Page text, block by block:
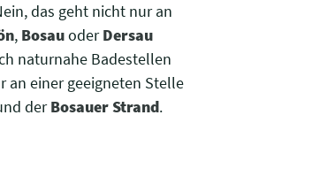
das geht nicht nur an
, BosauoderDersau
naturnahe Badestellen
einer geeigneten Stelle
derBosauer Strand.